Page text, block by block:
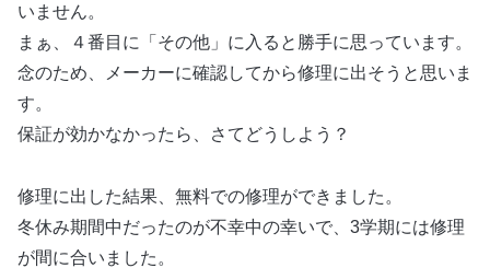
いません。
まぁ、４番目に「その他」に入ると勝手に思っています。
念のため、メーカーに確認してから修理に出そうと思いま
す。
保証が効かなかったら、さてどうしよう？
修理に出した結果、無料での修理ができました。
冬休み期間中だったのが不幸中の幸いで、3学期には修理
が間に合いました。